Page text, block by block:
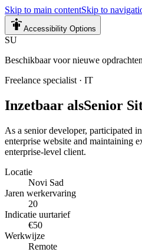
Skip to main contentSkip to
Accessibility Options
SU
Beschikbaar voor nieuwe opdrachten
Freelance specialist · IT
Inzetbaar alsSenior
As a senior developer, participated
enterprise website and maintaining
enterprise-level client.
Locatie
Novi Sad
Jaren werkervaring
20
Indicatie uurtarief
€50
Werkwijze
Remote